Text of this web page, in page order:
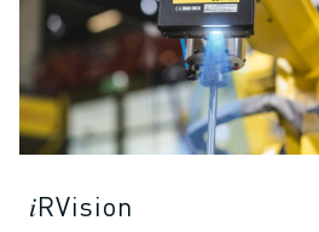
𝑖RVision